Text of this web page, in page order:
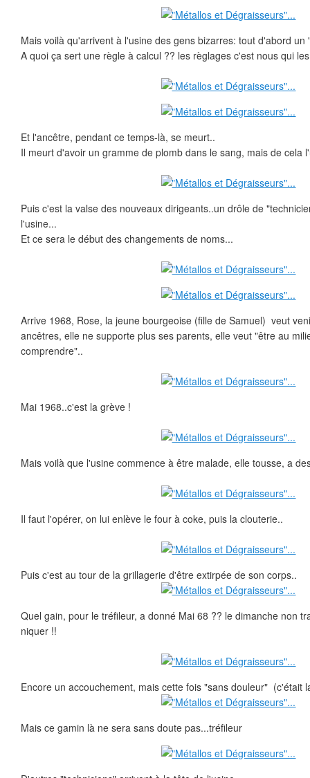
Mais voilà qu'arrivent à l'usine des gens bizarres: tout d'abord un
A quoi ça sert une règle à calcul ?? les règlages c'est nous qui
Et l'ancêtre, pendant ce temps-là, se meurt..
Il meurt d'avoir un gramme de plomb dans le sang, mais de cela
Puis c'est la valse des nouveaux dirigeants..un drôle de
l'usine...
Et ce sera le début des changements de noms...
Arrive 1968, Rose, la jeune bourgeoise (fille de Samuel) veut
ancêtres, elle ne supporte plus ses parents, elle veut "être au
comprendre"..
Mai 1968..c'est la grève !
Mais voilà que l'usine commence à être malade, elle tousse, a
Il faut l'opérer, on lui enlève le four à coke, puis la clouterie..
Puis c'est au tour de la grillagerie d'être extirpée de son corps..
Quel gain, pour le tréfileur, a donné Mai 68 ?? le dimanche non
niquer !!
Encore un accouchement, mais cette fois "sans douleur" (c'était
Mais ce gamin là ne sera sans doute pas...tréfileur